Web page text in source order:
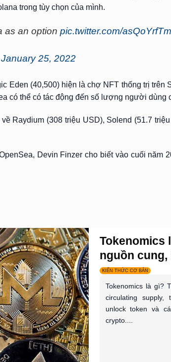
trong tùy chọn của mình.
as an option pic.twitter.com/
January 25, 2022
Eden (40,500) hiện là chợ NFT thống trị trên
có thể có tác động đến số lượng người dùng
Raydium (308 triệu USD), Solend (51.7
Devin Finzer cho biết vào cuối năm
Tokenomics
nguồn cung,
KIẾN THỨC CƠ BẢN
Tokenomics là gì?
circulating supply,
unlock token và
crypto....